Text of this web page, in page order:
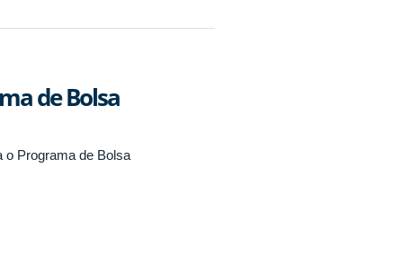
de Bolsa
o Programa de Bolsa